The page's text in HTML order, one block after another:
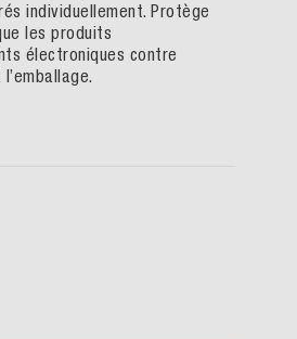
individuellement. Protège
les produits
électroniques contre